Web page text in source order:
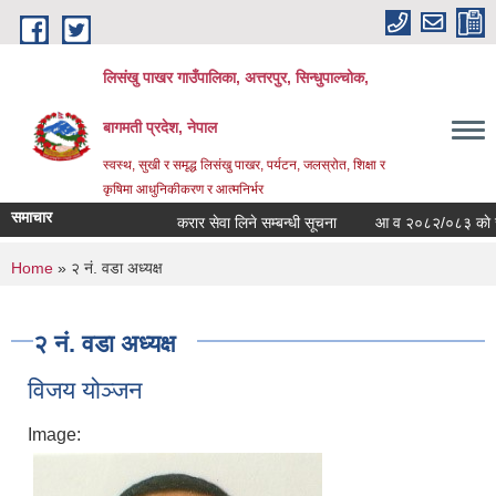
Skip to main content
लिसंखु पाखर गाउँपालिका, अत्तरपुर, सिन्धुपाल्चोक,
बागमती प्रदेश, नेपाल
स्वस्थ, सुखी र समृद्ध लिसंखु पाखर, पर्यटन, जलस्रोत, शिक्षा र
कृषिमा आधुनिकीकरण र आत्मनिर्भर
समाचार करार सेवा लिने सम्बन्धी सूचना आ व २०८२/०८३ काे
You are here
Home » २ नं. वडा अध्यक्ष
२ नं. वडा अध्यक्ष
विजय योञ्जन
Image: